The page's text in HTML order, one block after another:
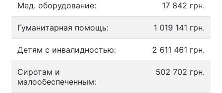
Мед. оборудование: 17 842 грн.
Гуманитарная помощь: 1 019 141 грн.
Детям с инвалидностью: 2 611 461 грн.
Сиротам и
малообеспеченным:
502 702 грн.